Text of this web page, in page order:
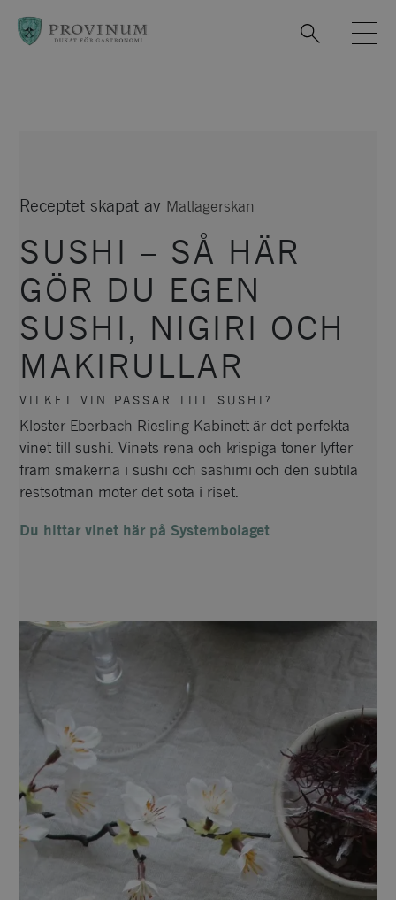
Denna
Receptet skapat av Matlagerskan
SUSHI – SÅ HÄR
GÖR DU EGEN
SUSHI, NIGIRI OCH
MAKIRULLAR
VILKET VIN PASSAR TILL SUSHI?
Kloster Eberbach Riesling Kabinett är det perfekta
vinet till sushi. Vinets rena och krispiga toner lyfter
fram smakerna i sushi och sashimi och den subtila
restsötman möter det söta i riset.
Du hittar vinet här på Systembolaget